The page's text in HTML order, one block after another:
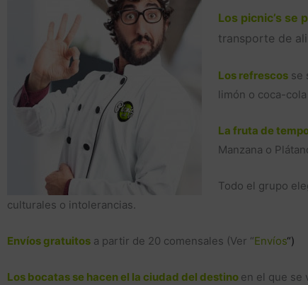
Los picnic’s se
transporte de
Los refrescosse
limón o coca-cola
La fruta de
Manzana o
Todo el grupo
culturales o intolerancias.
Envíos gratuitos a partir de 20 comensales (Ver “Envíos“)
Los bocatas se hacen el la ciudad del destino en el que se